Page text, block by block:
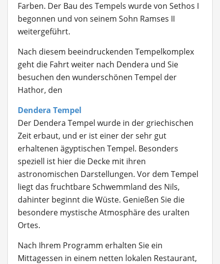
Farben. Der Bau des Tempels wurde von Sethos I
begonnen und von seinem Sohn Ramses II
weitergeführt.
Nach diesem beeindruckenden Tempelkomplex
geht die Fahrt weiter nach Dendera und Sie
besuchen den wunderschönen Tempel der
Hathor, den
Dendera Tempel
Der Dendera Tempel wurde in der griechischen
Zeit erbaut, und er ist einer der sehr gut
erhaltenen ägyptischen Tempel. Besonders
speziell ist hier die Decke mit ihren
astronomischen Darstellungen. Vor dem Tempel
liegt das fruchtbare Schwemmland des Nils,
dahinter beginnt die Wüste. Genießen Sie die
besondere mystische Atmosphäre des uralten
Ortes.
Nach Ihrem Programm erhalten Sie ein
Mittagessen in einem netten lokalen Restaurant,